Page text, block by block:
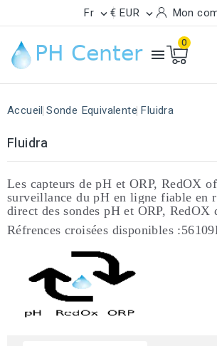
Fr  € EUR  Mon

0
Accueil Sonde Equivalente Fluidra
Fluidra
Les capteurs de pH et ORP, RedOX
surveillance du pH en ligne fiable en
direct des sondespH et ORP, RedOX
Réfrences croisées disponibles